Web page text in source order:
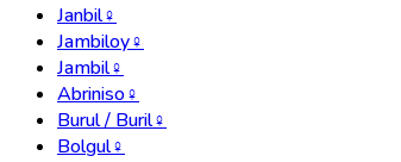
Janbil♀
Jambiloy♀
Jambil♀
Abriniso♀
Burul / Buril♀
Bolgul♀